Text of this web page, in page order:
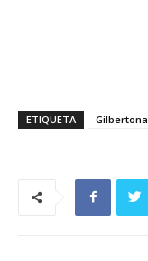
ETIQUETA Gilbertona